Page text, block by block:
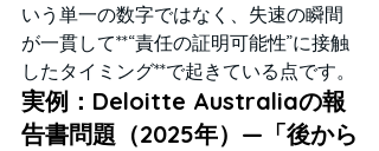
いう単一の数字ではなく、失速の瞬間
が一貫して**“責任の証明可能性”に接触
したタイミング**で起きている点です。
実例：Deloitte Australiaの報
告書問題（2025年）—「後から